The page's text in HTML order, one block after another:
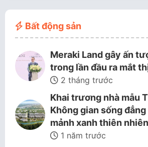
Bất động sản
Meraki Land gây ấn
trong lần đầu ra mắt
2 tháng trước
Khai trương nhà mẫu
Không gian sống
mảnh xanh thiên
1 năm trước